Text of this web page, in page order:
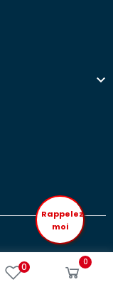
0 0

Rappelez
moi